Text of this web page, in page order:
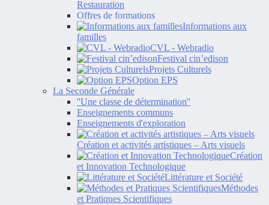
Restauration
Offres de formations
Informations aux
familles
CVL - Webradio
Festival cin’edison
Projets Culturels
Option EPS
La Seconde Générale
''Une classe de détermination''
Enseignements communs
Enseignements d'exploration
Création et activités artistiques – Arts visuels
Création
et Innovation Technologique
Littérature et Société
Méthodes
et Pratiques Scientifiques